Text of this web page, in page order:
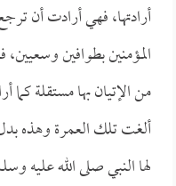
أرادتها، فهي أرادت أن
المؤمنين بطوافين
من الإتيان بها مستقلة كما
ألغت تلك العمرة وهذه
لها النبي صلى الله عليه